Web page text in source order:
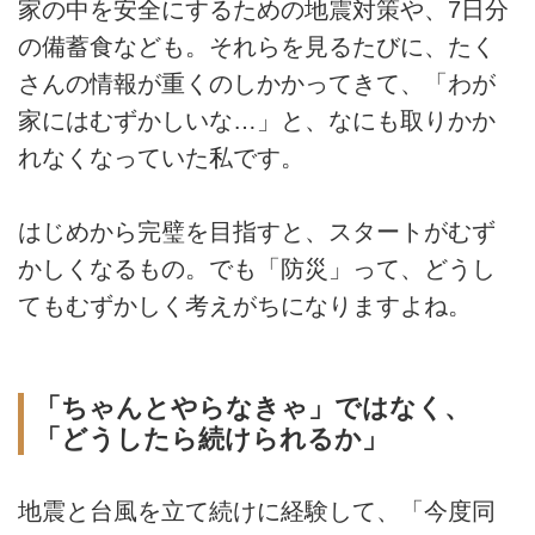
家の中を安全にするための地震対策や、7日分
の備蓄食なども。それらを見るたびに、たく
さんの情報が重くのしかかってきて、「わが
家にはむずかしいな…」と、なにも取りかか
れなくなっていた私です。
はじめから完璧を目指すと、スタートがむず
かしくなるもの。でも「防災」って、どうし
てもむずかしく考えがちになりますよね。
「ちゃんとやらなきゃ」ではなく、
「どうしたら続けられるか」
地震と台風を立て続けに経験して、「今度同